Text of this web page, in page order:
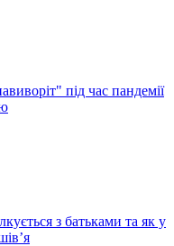
під час пандемії
з батьками та як у